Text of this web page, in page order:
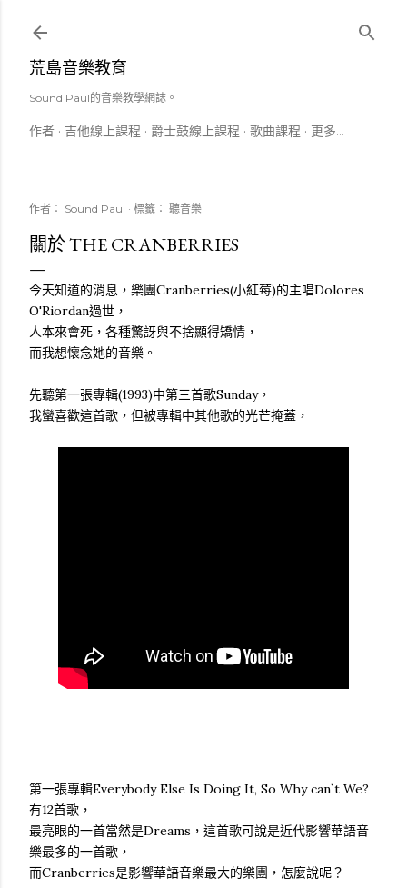
荒島音樂教育
Sound Paul的音樂教學網誌。
作者 吉他線上課程 爵士鼓線上課程 歌曲課程 更多…
作者： Sound Paul 標籤： 聽音樂
關於 THE CRANBERRIES
今天知道的消息，樂團Cranberries(小紅莓)的主唱Dolores
O'Riordan過世，
人本來會死，各種驚訝與不捨顯得矯情，
而我想懷念她的音樂。
先聽第一張專輯(1993)中第三首歌Sunday，
我蠻喜歡這首歌，但被專輯中其他歌的光芒掩蓋，
第一張專輯Everybody Else Is Doing It, So Why can`t We?
有12首歌，
最亮眼的一首當然是Dreams，這首歌可說是近代影響華語音
樂最多的一首歌，
而Cranberries是影響華語音樂最大的樂團，怎麼說呢？